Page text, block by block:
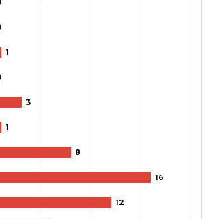
1
3
1
8
16
12